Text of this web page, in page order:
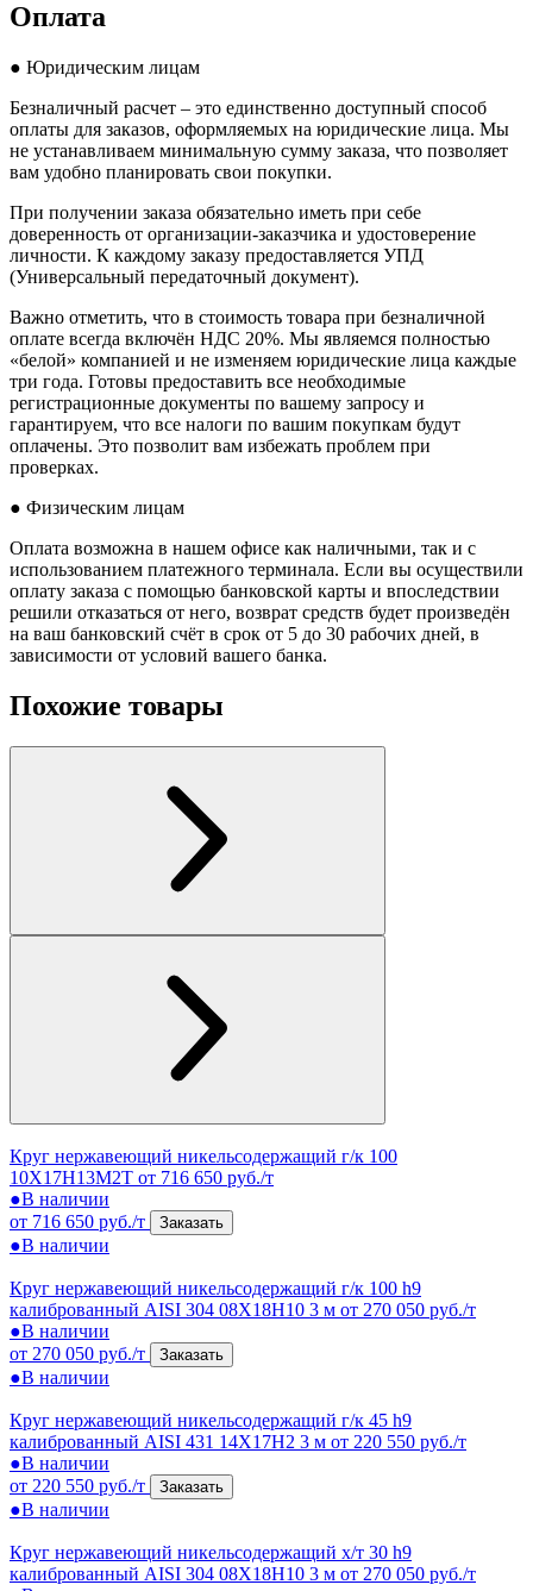
Оплата
● Юридическим лицам
Безналичный расчет – это единственно доступный способ
оплаты для заказов, оформляемых на юридические лица. Мы
не устанавливаем минимальную сумму заказа, что позволяет
вам удобно планировать свои покупки.
При получении заказа обязательно иметь при себе
доверенность от организации-заказчика и удостоверение
личности. К каждому заказу предоставляется УПД
(Универсальный передаточный документ).
Важно отметить, что в стоимость товара при безналичной
оплате всегда включён НДС 20%. Мы являемся полностью
«белой» компанией и не изменяем юридические лица каждые
три года. Готовы предоставить все необходимые
регистрационные документы по вашему запросу и
гарантируем, что все налоги по вашим покупкам будут
оплачены. Это позволит вам избежать проблем при
проверках.
● Физическим лицам
Оплата возможна в нашем офисе как наличными, так и с
использованием платежного терминала. Если вы осуществили
оплату заказа с помощью банковской карты и впоследствии
решили отказаться от него, возврат средств будет произведён
на ваш банковский счёт в срок от 5 до 30 рабочих дней, в
зависимости от условий вашего банка.
Похожие товары
Круг нержавеющий никельсодержащий г/к 100
10Х17Н13М2Т от 716 650 руб./т
●В наличии
от 716 650 руб./т
Заказать
●В наличии
Круг нержавеющий никельсодержащий г/к 100 h9
калиброванный AISI 304 08Х18Н10 3 м от 270 050 руб./т
●В наличии
от 270 050 руб./т
Заказать
●В наличии
Круг нержавеющий никельсодержащий г/к 45 h9
калиброванный AISI 431 14Х17Н2 3 м от 220 550 руб./т
●В наличии
от 220 550 руб./т
Заказать
●В наличии
Круг нержавеющий никельсодержащий х/т 30 h9
калиброванный AISI 304 08Х18Н10 3 м от 270 050 руб./т